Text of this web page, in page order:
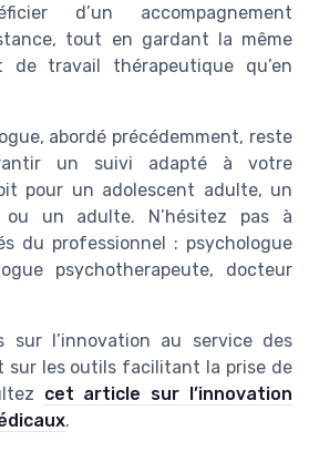
d’un accompagnement
tout en gardant la même
de travail thérapeutique qu’en
abordé précédemment, reste
un suivi adapté à votre
pour un adolescent adulte, un
un adulte. N’hésitez pas à
du professionnel : psychologue
psychotherapeute, docteur
sur l’innovation au service des
sur les outils facilitant la prise de
cet article sur l’innovation
.